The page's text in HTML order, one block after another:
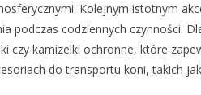
Kolejnym istotnym
podczas codziennych czynności.
czy kamizelki ochronne, które
do transportu koni, takich